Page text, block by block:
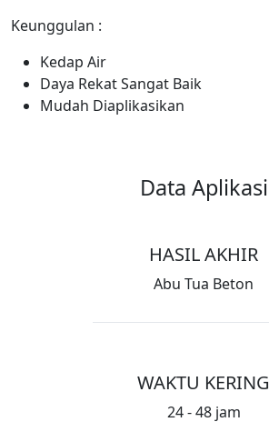
Keunggulan :
Kedap Air
Daya Rekat Sangat Baik
Mudah Diaplikasikan
Data Aplikasi
HASIL AKHIR
Abu Tua Beton
WAKTU KERING
24 - 48 jam